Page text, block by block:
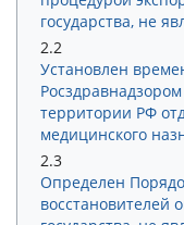
государства, не
2.2
Установлен
территории РФ
медицинского
2.3
Определен
восстановителей